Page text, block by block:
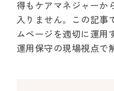
得もケアマネジャーか
入りません。この記事
ムページを適切に運用
運用保守の現場視点で